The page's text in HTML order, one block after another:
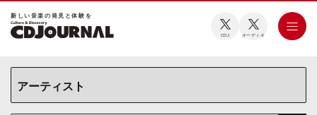
新しい⾳楽の発⾒と体験を
CDJ オーディオ